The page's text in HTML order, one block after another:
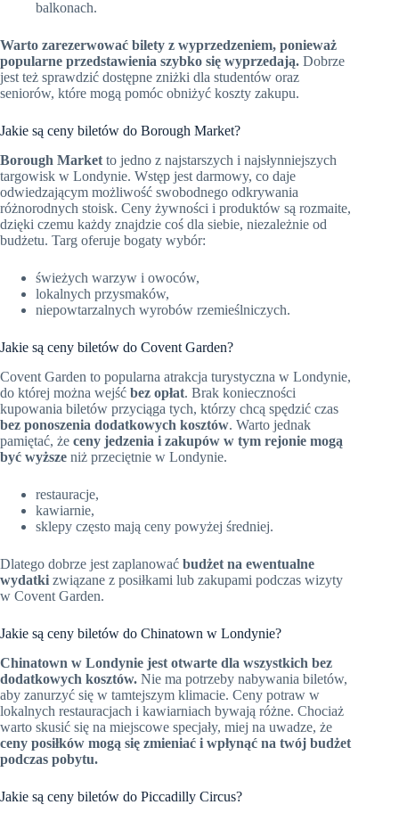
balkonach.
Warto zarezerwować bilety z wyprzedzeniem, ponieważ
popularne przedstawienia szybko się wyprzedają. Dobrze
jest też sprawdzić dostępne zniżki dla studentów oraz
seniorów, które mogą pomóc obniżyć koszty zakupu.
Jakie są ceny biletów do Borough Market?
Borough Market to jedno z najstarszych i najsłynniejszych
targowisk w Londynie. Wstęp jest darmowy, co daje
odwiedzającym możliwość swobodnego odkrywania
różnorodnych stoisk. Ceny żywności i produktów są rozmaite,
dzięki czemu każdy znajdzie coś dla siebie, niezależnie od
budżetu. Targ oferuje bogaty wybór:
świeżych warzyw i owoców,
lokalnych przysmaków,
niepowtarzalnych wyrobów rzemieślniczych.
Jakie są ceny biletów do Covent Garden?
Covent Garden to popularna atrakcja turystyczna w Londynie,
do której można wejść bez opłat. Brak konieczności
kupowania biletów przyciąga tych, którzy chcą spędzić czas
bez ponoszenia dodatkowych kosztów. Warto jednak
pamiętać, że ceny jedzenia i zakupów w tym rejonie mogą
być wyższe niż przeciętnie w Londynie.
restauracje,
kawiarnie,
sklepy często mają ceny powyżej średniej.
Dlatego dobrze jest zaplanować budżet na ewentualne
wydatki związane z posiłkami lub zakupami podczas wizyty
w Covent Garden.
Jakie są ceny biletów do Chinatown w Londynie?
Chinatown w Londynie jest otwarte dla wszystkich bez
dodatkowych kosztów. Nie ma potrzeby nabywania biletów,
aby zanurzyć się w tamtejszym klimacie. Ceny potraw w
lokalnych restauracjach i kawiarniach bywają różne. Chociaż
warto skusić się na miejscowe specjały, miej na uwadze, że
ceny posiłków mogą się zmieniać i wpłynąć na twój budżet
podczas pobytu.
Jakie są ceny biletów do Piccadilly Circus?